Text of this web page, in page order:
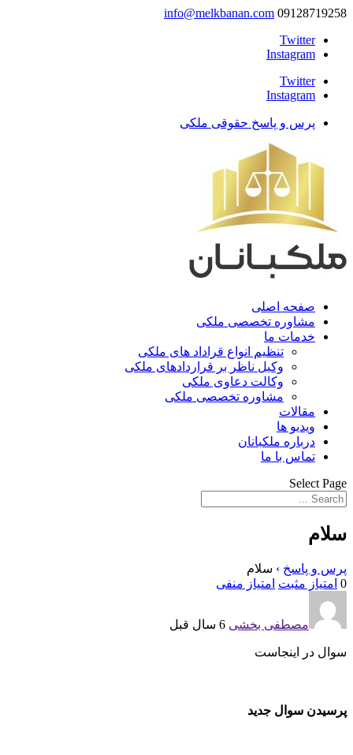
09128719258
info@melkbanan.com
Twitter
Instagram
Twitter
Instagram
پرس و پاسخ حقوقی ملکی
صفحه اصلی
مشاوره تخصصی ملکی
خدمات ما
تنظیم انواع قراداد های ملکی
وکیل ناظر بر قراردادهای ملکی
وکالت دعاوی ملکی
مشاوره تخصصی ملکی
مقالات
ویدیو ها
درباره ملکبانان
تماس با ما
Select Page
سلام
پرس و پاسخ › سلام
0 امتیاز مثبت امتیاز منفی
مصطفی بخشی
سوال در اینجاست
پرسیدن سوال جدید